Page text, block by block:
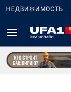
НЕДВИЖИМОСТЬ